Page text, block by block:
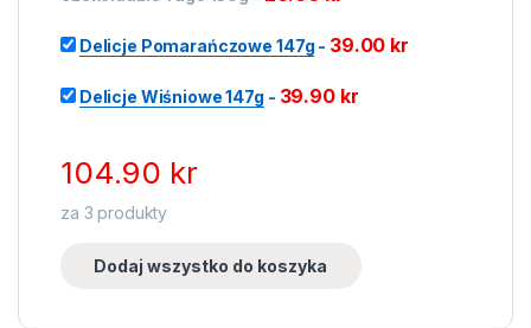
Delicje Pomarańczowe 147g - 39.00 kr
Delicje Wiśniowe 147g - 39.90 kr
104.90 kr
za 3 produkty
Dodaj wszystko do koszyka